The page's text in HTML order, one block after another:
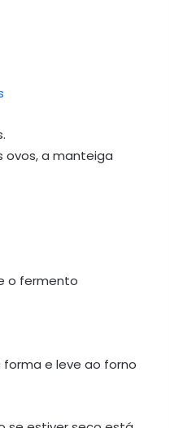
ovos, a manteiga
o fermento
e leve ao forno